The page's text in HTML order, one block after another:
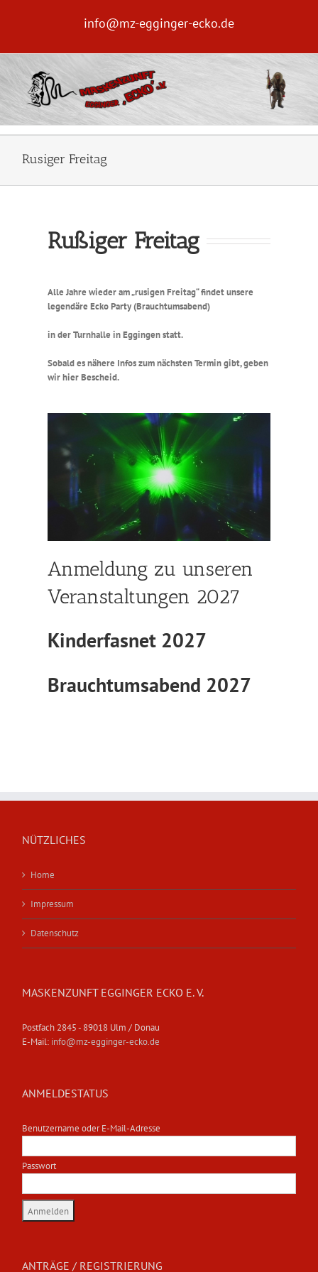
info@mz-egginger-ecko.de
Rusiger Freitag
Rußiger Freitag
Alle Jahre wieder am „rusigen Freitag“ findet unsere
legendäre Ecko Party (Brauchtumsabend)
in der Turnhalle in Eggingen statt.
Sobald es nähere Infos zum nächsten Termin gibt, geben
wir hier Bescheid.
Anmeldung zu unseren
Veranstaltungen 2027
Kinderfasnet 2027
Brauchtumsabend 2027
NÜTZLICHES
Home
Impressum
Datenschutz
MASKENZUNFT EGGINGER ECKO E. V.
Postfach 2845 - 89018 Ulm / Donau
E-Mail: info@mz-egginger-ecko.de
ANMELDESTATUS
Benutzername oder E-Mail-Adresse
Passwort
ANTRÄGE / REGISTRIERUNG